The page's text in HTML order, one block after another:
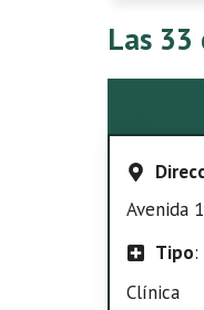
Las 33
Avenida
Tipo:
Clínica